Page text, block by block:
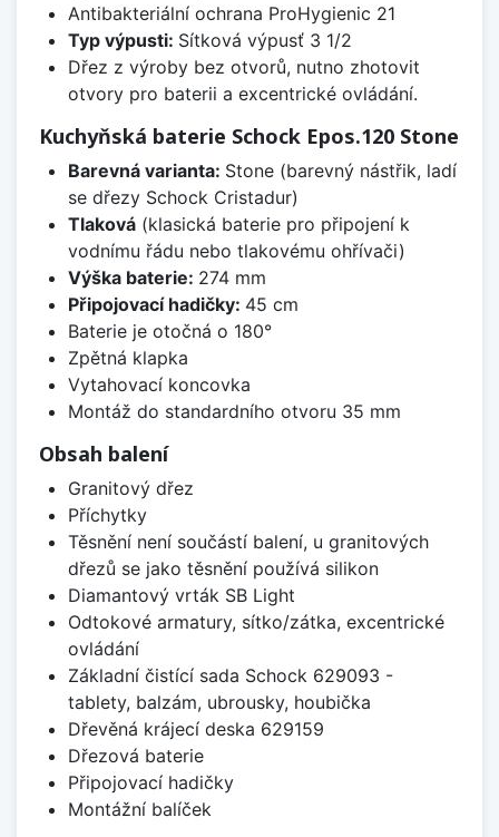
Antibakteriální ochrana ProHygienic 21
Typ výpusti: Sítková výpusť 3 1/2
Dřez z výroby bez otvorů, nutno zhotovit
otvory pro baterii a excentrické ovládání.
Kuchyňská baterie Schock Epos.120 Stone
Barevná varianta: Stone (barevný nástřik, ladí
se dřezy Schock Cristadur)
Tlaková(klasická baterie pro připojení k
vodnímu řádu nebo tlakovému ohřívači)
Výška baterie: 274 mm
Připojovací hadičky: 45 cm
Baterie je otočná o 180°
Zpětná klapka
Vytahovací koncovka
Montáž do standardního otvoru 35 mm
Obsah balení
Granitový dřez
Příchytky
Těsnění není součástí balení, u granitových
dřezů se jako těsnění používá silikon
Diamantový vrták SB Light
Odtokové armatury, sítko/zátka, excentrické
ovládání
Základní čistící sada Schock 629093 -
tablety, balzám, ubrousky, houbička
Dřevěná krájecí deska 629159
Dřezová baterie
Připojovací hadičky
Montážní balíček